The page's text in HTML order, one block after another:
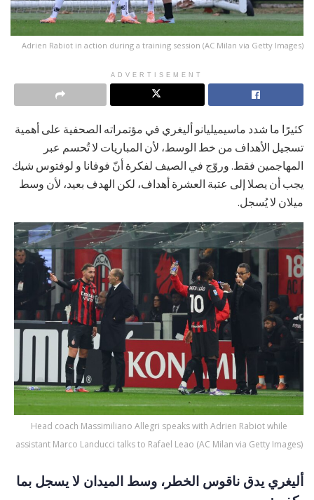
Adrien Rabiot in action during a training session (AC Milan via Getty Images)
ADVERTISEMENT
كثيرًا ما شدد ماسيميليانو أليغري في مؤتمراته الصحفية على أهمية
تسجيل الأهداف من خط الوسط، لأن المباريات لا تُحسم عبر
المهاجمين فقط. وروّج في الصيف لفكرة أنّ فوفانا و لوفتوس شيك
يجب أن يصلا إلى عتبة العشرة أهداف، لكن الهدف بعيد، لأن وسط
ميلان لا يُسجل.
Head coach Massimiliano Allegri speaks with Adrien Rabiot while
assistant Marco Landucci talks to Rafael Leao (AC Milan via Getty Images)
أليغري يدق ناقوس الخطر، وسط الميدان لا يسجل بما